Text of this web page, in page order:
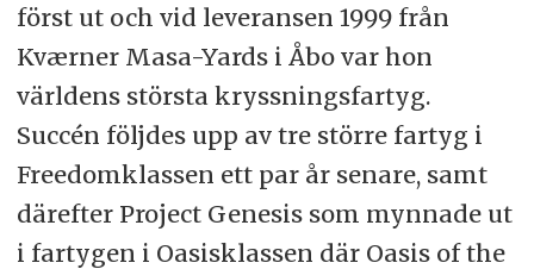
först ut och vid leveransen 1999 från
Kværner Masa-Yards i Åbo var hon
världens största kryssningsfartyg.
Succén följdes upp av tre större fartyg i
Freedomklassen ett par år senare, samt
därefter Project Genesis som mynnade ut
i fartygen i Oasisklassen där Oasis of the